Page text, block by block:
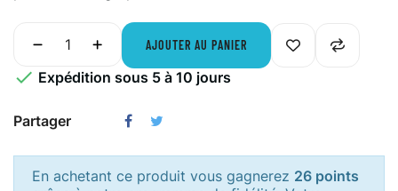
AJOUTER AU PANIER
 Expédition sous 5 à 10 jours
Partager
En achetant ce produit vous gagnerez 26 points